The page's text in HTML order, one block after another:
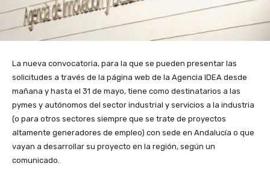
La nueva convocatoria, para la que se pueden presentar las
solicitudes a través de la página web de la Agencia IDEA desde
mañana y hasta el 31 de mayo, tiene como destinatarios a las
pymes y autónomos del sector industrial y servicios a la industria
(o para otros sectores siempre que se trate de proyectos
altamente generadores de empleo) con sede en Andalucía o que
vayan a desarrollar su proyecto en la región, según un
comunicado.